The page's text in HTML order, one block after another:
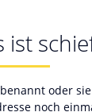
ist
oder
noch